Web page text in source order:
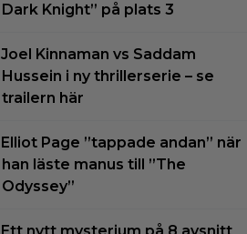
Dark Knight” på plats 3
Joel Kinnaman vs Saddam
Hussein i ny thrillerserie – se
trailern här
Elliot Page ”tappade andan” när
han läste manus till ”The
Odyssey”